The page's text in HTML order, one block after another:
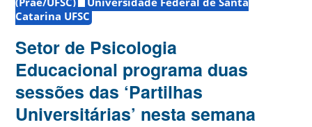
Catarina UFSC
Setor de Psicologia
Educacional programa duas
sessões das ‘Partilhas
Universitárias’ nesta semana